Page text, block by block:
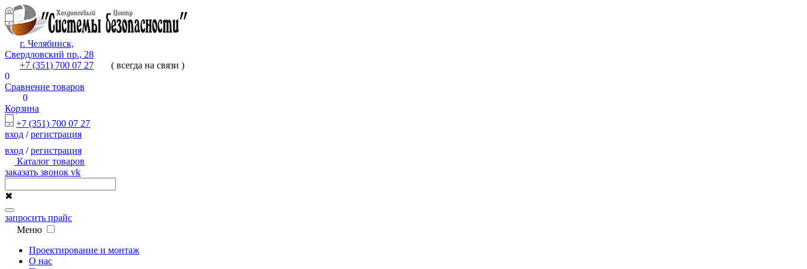
г. Челябинск,
Свердловский пр., 28
+7 (351) 700 07 27
( всегда на связи )
0
Сравнение товаров
0
Корзина
+7 (351) 700 07 27
вход /регистрация
вход /регистрация
Каталог товаров
заказать звонок vk
✖
запросить прайс
Меню
Проектирование и монтаж
О нас